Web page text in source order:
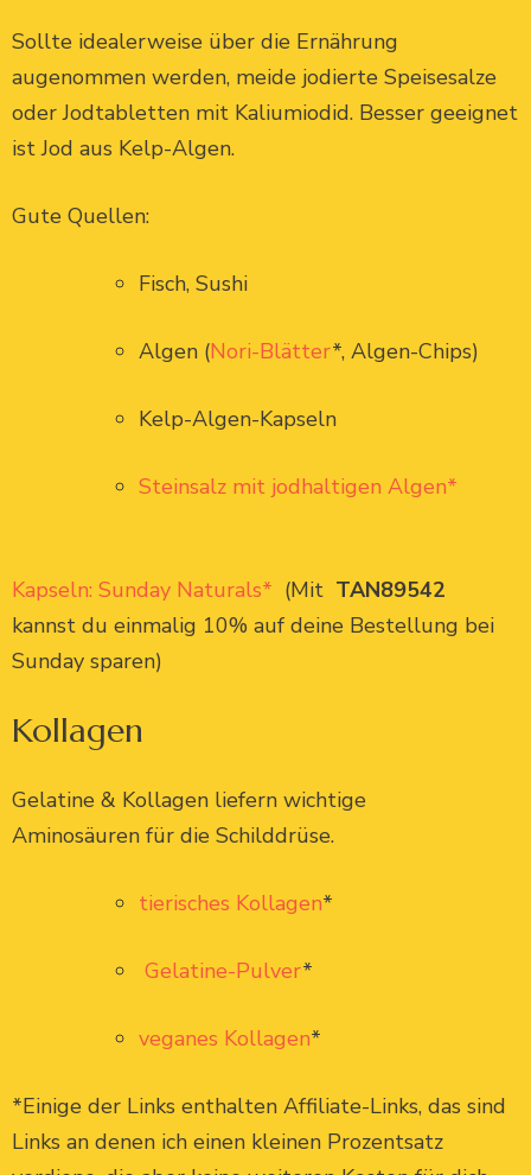
Sollte idealerweise über die Ernährung
augenommen werden, meide jodierte Speisesalze
oder Jodtabletten mit Kaliumiodid. Besser geeignet
ist Jod aus Kelp-Algen.
Gute Quellen:
Fisch, Sushi
Algen (Nori-Blätter*, Algen-Chips)
Kelp-Algen-Kapseln
Steinsalz mit jodhaltigen Algen*
Kapseln: Sunday Naturals* (Mit TAN89542
kannst du einmalig 10% auf deine Bestellung bei
Sunday sparen)
Kollagen
Gelatine & Kollagen liefern wichtige
Aminosäuren für die Schilddrüse.
tierisches Kollagen*
Gelatine-Pulver*
veganes Kollagen*
*Einige der Links enthalten Affiliate-Links, das sind
Links an denen ich einen kleinen Prozentsatz